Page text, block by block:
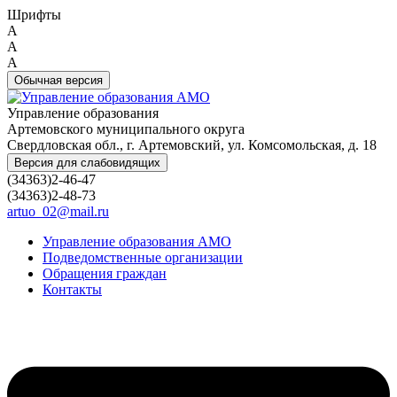
Шрифты
A
A
A
Обычная версия
Управление образования
Артемовского муниципального округа
Свердловская обл., г. Артемовский, ул. Комсомольская, д. 18
Версия для слабовидящих
(34363)2-46-47
(34363)2-48-73
artuo_02@mail.ru
Управление образования АМО
Подведомственные организации
Обращения граждан
Контакты